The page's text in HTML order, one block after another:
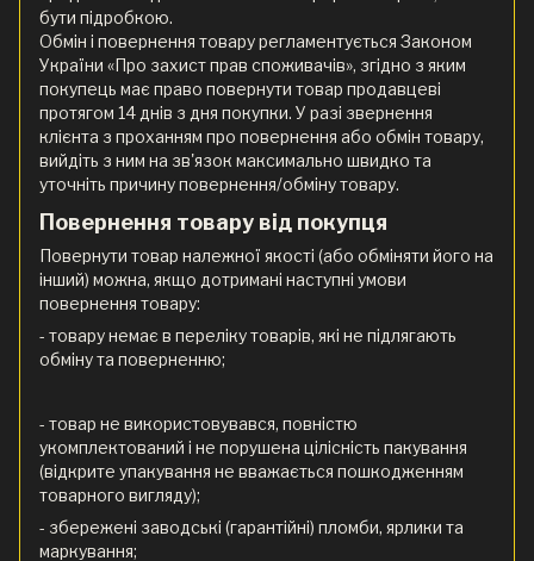
бути підробкою.
Обмін і повернення товару регламентується Законом
України «Про захист прав споживачів», згідно з яким
покупець має право повернути товар продавцеві
протягом 14 днів з дня покупки. У разі звернення
клієнта з проханням про повернення або обмін товару,
вийдіть з ним на зв'язок максимально швидко та
уточніть причину повернення/обміну товару.
Повернення товару від покупця
Повернути товар належної якості (або обміняти його на
інший) можна, якщо дотримані наступні умови
повернення товару:
- товару немає в переліку товарів, які не підлягають
обміну та поверненню;
- товар не використовувався, повністю
укомплектований і не порушена цілісність пакування
(відкрите упакування не вважається пошкодженням
товарного вигляду);
- збережені заводські (гарантійні) пломби, ярлики та
маркування;